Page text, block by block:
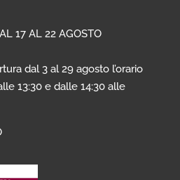
17 AL 22 AGOSTO
dal 3 al 29 agosto l’orario
13:30 e dalle 14:30 alle